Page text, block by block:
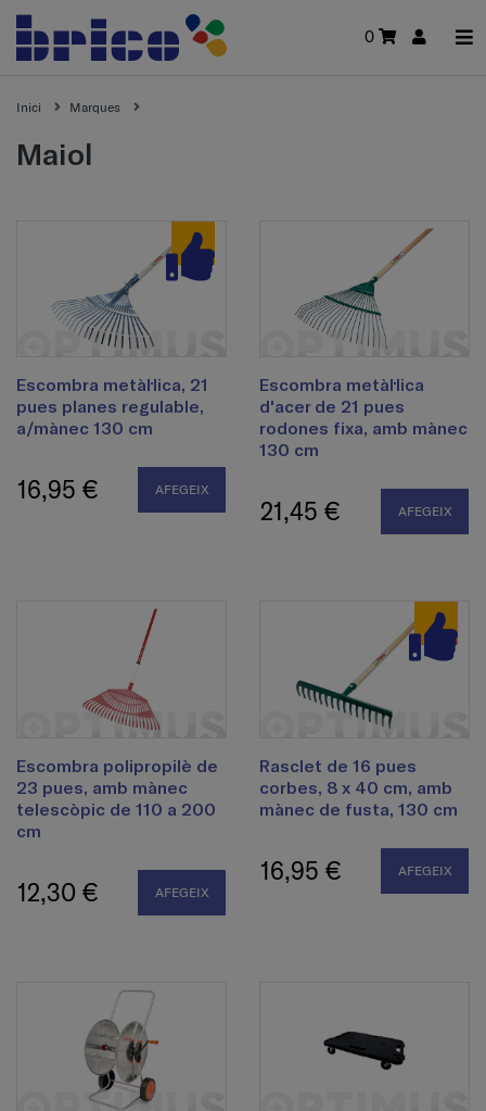
0
Inici Marques
maiol
Escombra metàl·lica, 21
pues planes regulable,
a/mànec 130 cm
16,95 € AFEGEIX
Escombra metàl·lica
d'acer de 21 pues
rodones fixa, amb mànec
130 cm
21,45 € AFEGEIX
Escombra polipropilè de
23 pues, amb mànec
telescòpic de 110 a 200
cm
12,30 € AFEGEIX
Rasclet de 16 pues
corbes, 8 x 40 cm, amb
mànec de fusta, 130 cm
16,95 € AFEGEIX